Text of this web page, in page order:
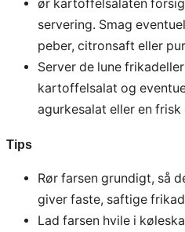
ør kartoffelsalaten
servering. Smag
peber, citronsaft eller
Server de lune
kartoffelsalat og
agurkesalat eller en frisk
Tips
Rør farsen grundigt, så
giver faste, saftige
Lad farsen hvile i